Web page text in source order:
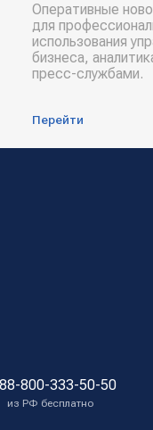
Оперативные
для
использования
бизнеса,
пресс-службами.
Перейти
8-800-333-50-50
из РФ бесплатно